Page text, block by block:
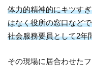
体力的精神的にキツす
はなく役所の窓口など
社会服務要員として2年
その現場に居合わせた